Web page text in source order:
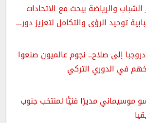
الشباب والرياضة يبحث مع الاتحادات
توحيد الرؤى والتكامل لتعزيز دور...
إلى صلاح.. نجوم عالميون صنعوا
في الدوري التركي
موسيماني مديرًا فنيًّا لمنتخب جنوب